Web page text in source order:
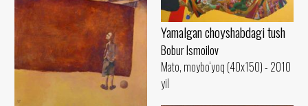
Yamalgan choyshabdagi tush
Bobur Ismoilov
Mato, moybo‘yoq (40x150) - 2010
yil